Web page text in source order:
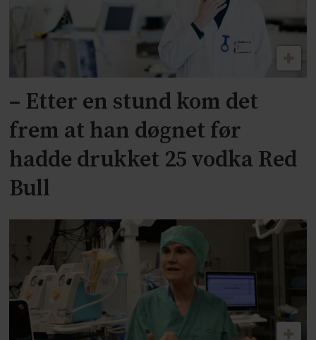
– Etter en stund kom det
frem at han døgnet før
hadde drukket 25 vodka Red
Bull